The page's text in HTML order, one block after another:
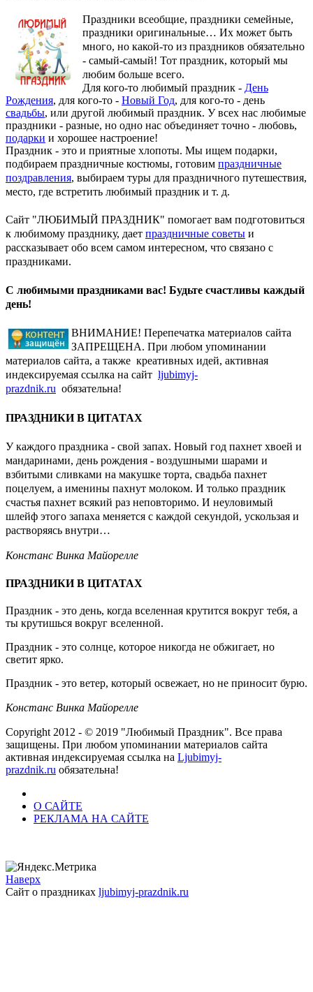
Праздники всеобщие, праздники семейные,
праздники оригинальные… Их может быть
много, но какой-то из праздников обязательно
- самый-самый! Тот праздник, который мы
любим больше всего.
Для кого-то любимый праздник - День
Рождения, для кого-то - Новый Год, для кого-то - день
свадьбы, или другой любимый праздник. У всех нас любимые
праздники - разные, но одно нас объединяет точно - любовь,
подарки и хорошее настроение!
Праздник - это и приятные хлопоты. Мы ищем подарки,
подбираем праздничные костюмы, готовим праздничные
поздравления, выбираем туры для праздничного путешествия,
место, где встретить любимый праздник и т. д.
Сайт "ЛЮБИМЫЙ ПРАЗДНИК" помогает вам подготовиться
к любимому празднику, дает праздничные советы и
рассказывает обо всем самом интересном, что связано с
праздниками.
С любимыми праздниками вас! Будьте счастливы каждый
день!
ВНИМАНИЕ! Перепечатка материалов сайта
ЗАПРЕЩЕНА. При любом упоминании
материалов сайта, а также креативных идей, активная
индексируемая ссылка на сайт ljubimyj-
prazdnik.ru обязательна!
ПРАЗДНИКИ В ЦИТАТАХ
У каждого праздника - свой запах. Новый год пахнет хвоей и
мандаринами, день рождения - воздушными шарами и
взбитыми сливками на макушке торта, свадьба пахнет
поцелуем, а именины пахнут молоком. И только праздник
счастья пахнет всякий раз неповторимо. И неуловимый
шлейф этого запаха меняется с каждой секундой, ускользая и
растворяясь внутри…
Констанс Винка Майорелле
ПРАЗДНИКИ В ЦИТАТАХ
Праздник - это день, когда вселенная крутится вокруг тебя, а
ты крутишься вокруг вселенной.
Праздник - это солнце, которое никогда не обжигает, но
светит ярко.
Праздник - это ветер, который освежает, но не приносит бурю.
Констанс Винка Майорелле
Copyright 2012 - © 2019 "Любимый Праздник". Все права
защищены. При любом упоминании материалов сайта
активная индексируемая ссылка на Ljubimyj-
prazdnik.ru обязательна!
О САЙТЕ
РЕКЛАМА НА САЙТЕ
Наверх
Сайт о праздниках ljubimyj-prazdnik.ru